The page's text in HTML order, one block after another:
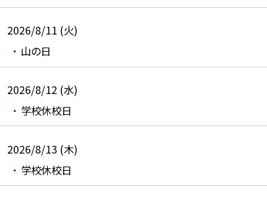
2026/8/11 (火)
山の日
2026/8/12 (水)
学校休校日
2026/8/13 (木)
学校休校日